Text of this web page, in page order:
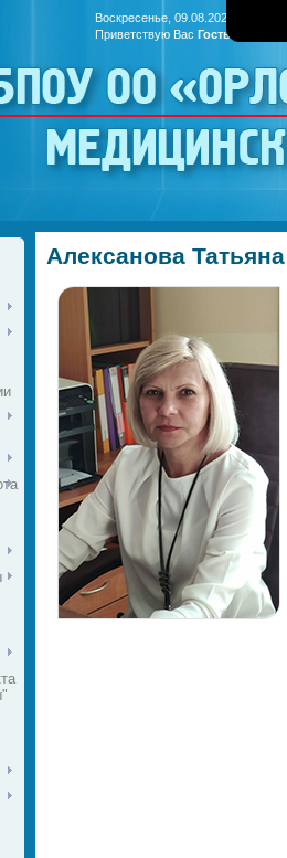
Воскресенье, 09.08.2026, 00:48
Приветствую Вас Гость
БПОУ ОО
Алексанова